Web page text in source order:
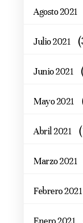
Agosto 2021
Julio 2021
Junio 2021
Mayo 2021
Abril 2021
Marzo 2021
Febrero 2021
Enero 2021